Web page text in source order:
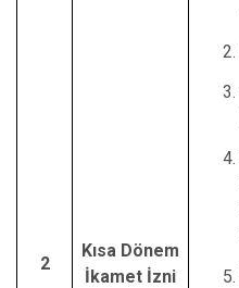
2
Kısa Dönem
İkamet İzni